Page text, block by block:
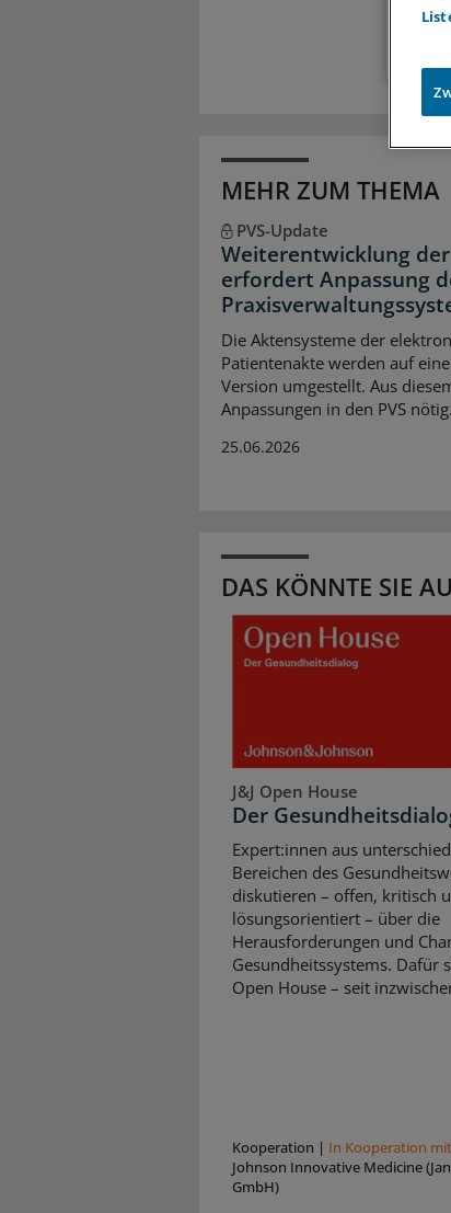
MEHR ZUM THEMA
PVS-Update
Weiterentwicklung
erfordert Anpassung
Die Aktensysteme der
Patientenakte werden auf
Version umgestellt. Aus
Anpassungen in den PVS nötig.
25.06.2026
DAS KÖNNTE SIE
J&J Open House
Der
Expert:innen aus
Bereichen des
diskutieren – offen, kritisch
lösungsorientiert – über die
Herausforderungen und
Gesundheitssystems. Dafür
Open House – seit
Kooperation | In Kooperation
Johnson Innovative Medicine
GmbH)